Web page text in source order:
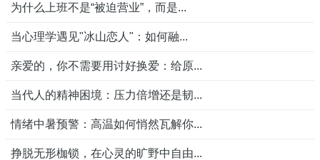
为什么上班不是“被迫营业”，而是...
当心理学遇见"冰山恋人"：如何融...
亲爱的，你不需要用讨好换爱：给原...
当代人的精神困境：压力倍增还是韧...
情绪中暑预警：高温如何悄然瓦解你...
挣脱无形枷锁，在心灵的旷野中自由...